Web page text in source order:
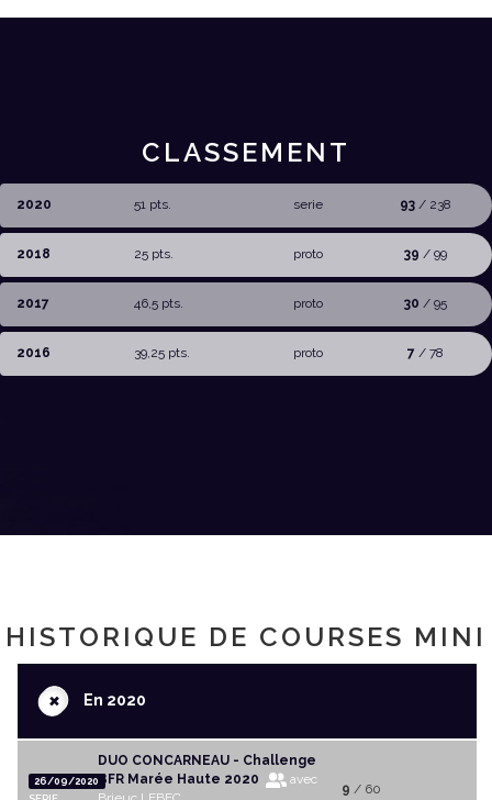
CLASSEMENT
2020 51 pts. serie 93 / 238
2018 25 pts. proto 39 / 99
2017 46,5 pts. proto 30 / 95
2016 39,25 pts. proto 7 / 78
HISTORIQUE DE COURSES MINI
+En 2020
26/09/2020
DUO CONCARNEAU - Challenge
BFR Marée Haute 2020
avec
9 / 60